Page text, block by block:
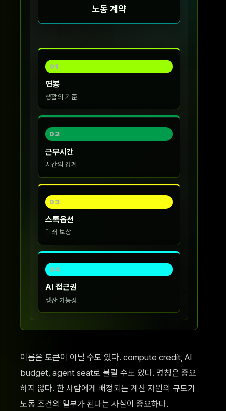
노동 계약
01
연봉
생활의 기준
02
근무시간
시간의 경계
03
스톡옵션
미래 보상
04
AI 접근권
생산 가능성
이름은 토큰이 아닐 수도 있다. compute credit, AI
budget, agent seat로 불릴 수도 있다. 명칭은 중요
하지 않다. 한 사람에게 배정되는 계산 자원의 규모가
노동 조건의 일부가 된다는 사실이 중요하다.